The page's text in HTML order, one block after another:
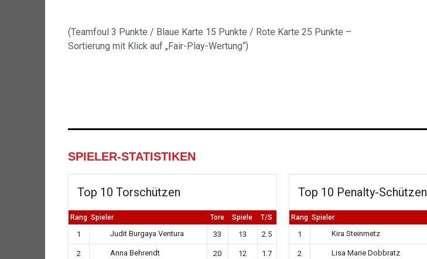
(Teamfoul 3 Punkte / Blaue Karte 15 Punkte / Rote Karte 25 Punkte –
Sortierung mit Klick auf „Fair-Play-Wertung“)
SPIELER-STATISTIKEN
Top 10 Torschützen
Rang Spieler Tore Spiele T/S
1 Judit Burgaya Ventura 33 13 2.5
2 Anna Behrendt 20 12 1.7
Top 10 Penalty-Schützen
Rang Spieler
1 Kira Steinmetz
2 Lisa Marie Dobbratz